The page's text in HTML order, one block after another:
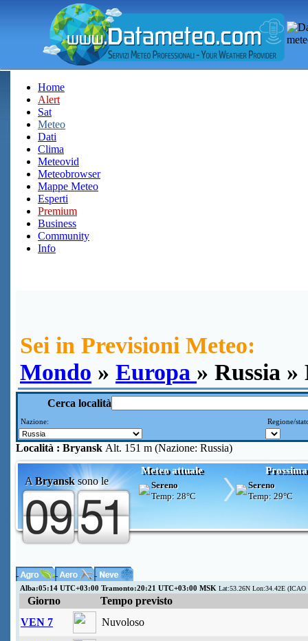
Home
Alert
Sat
Meteo
Dati
Clima
Meteovid
Meteobrowser
Mappe Meteo
Esperti
Premium
Business
Community
Info
Sei in Previsioni Meteo:
Mondo » Europa » Russia
Cerca località
Nazione: Regione/
Località : Bryansk Alt. 151 m (Nazione: Russia)
A Bryansksono le
Meteo attuale
Sereno
Temp: 28°C
Sereno
Temp: 29°C
Alba:05:14 UTC+03:00 Tramonto:20:21 UTC+03:00 MSK Lat:53.26N Lon:34.42E
Giorno
Tempo previsto
VEN 7
Nuvoloso